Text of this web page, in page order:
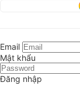
Email
Mật khẩu
Đăng nhập